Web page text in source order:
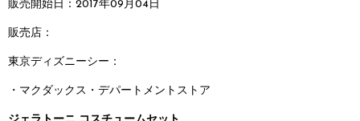
販売開始日：2017年09月04日
販売店：
東京ディズニーシー：
・マクダックス・デパートメントストア